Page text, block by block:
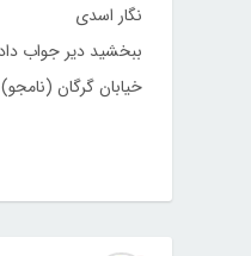
نگار اسدی
ببخشید دیر جواب
خیابان گرگان (نامجو)